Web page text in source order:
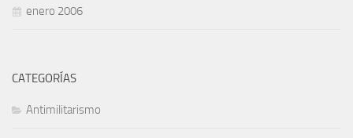
enero 2006
CATEGORÍAS
Antimilitarismo